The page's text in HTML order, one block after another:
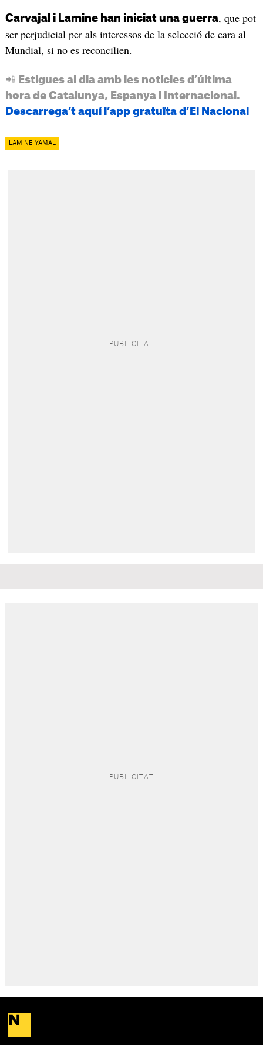
Carvajal i Lamine han iniciat una guerra, que pot
ser perjudicial per als interessos de la selecció de cara al
Mundial, si no es reconcilien.
📲 Estigues al dia amb les notícies d’última
hora de Catalunya, Espanya i Internacional.
Descarrega’t aquí l’app gratuïta d’El Nacional
LAMINE YAMAL